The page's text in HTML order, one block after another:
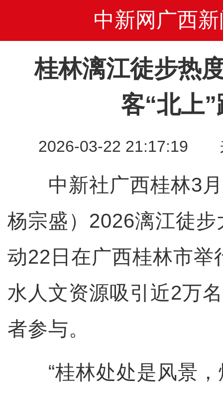
中新网广西新
桂林漓江徒步热
客“北上
2026-03-22 21:17:19
中新社广西桂林3月
杨宗盛）2026漓江徒
动22日在广西桂林市举
水人文资源吸引近2万
者参与。
“桂林处处是风景，